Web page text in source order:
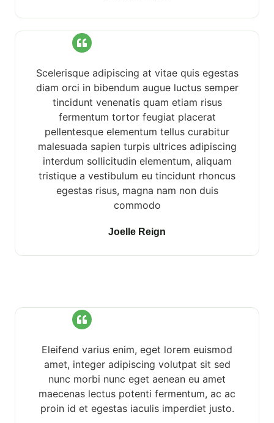
Scelerisque adipiscing at vitae quis egestas
diam orci in bibendum augue luctus semper
tincidunt venenatis quam etiam risus
fermentum tortor feugiat placerat
pellentesque elementum tellus curabitur
malesuada sapien turpis ultrices adipiscing
interdum sollicitudin elementum, aliquam
tristique a vestibulum eu tincidunt rhoncus
egestas risus, magna nam non duis
commodo
Joelle Reign
Eleifend varius enim, eget lorem euismod
amet, integer adipiscing volutpat sit sed
nunc morbi nunc eget aenean eu amet
maecenas lectus potenti fermentum, ac ac
proin id et egestas iaculis imperdiet justo.